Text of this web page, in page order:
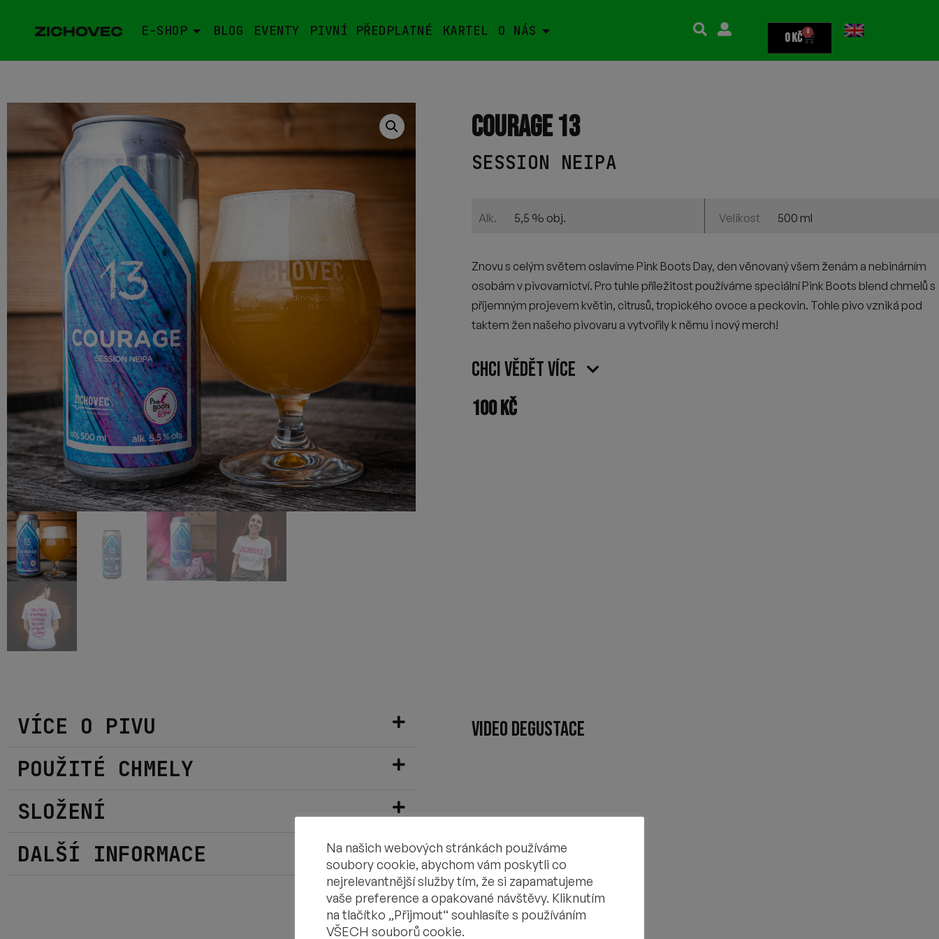
E-SHOP BLOG EVENTY PIVNÍ PŘEDPLATNÉ KARTEL O NÁS 0Kč 0
COURAGE 13
SESSION NEIPA
Alk. 5,5 % obj. Velikost 500 ml
Znovu s celým světem oslavíme Pink Boots Day, den věnovaný všem ženám a nebinárním
osobám v pivovarnictví. Pro tuhle příležitost používáme speciální Pink Boots blend chmelů s
příjemným projevem květin, citrusů, tropického ovoce a peckovin. Tohle pivo vzniká pod
taktem žen našeho pivovaru a vytvořily k němu i nový merch!
Chci vědět více
100Kč
VÍCE O PIVU
POUŽITÉ CHMELY
SLOŽENÍ
DALŠÍ INFORMACE
VIDEO DEGUSTACE
Na našich webových stránkách používáme
soubory cookie, abychom vám poskytli co
nejrelevantnější služby tím, že si zapamatujeme
vaše preference a opakované návštěvy. Kliknutím
na tlačítko „Přijmout“ souhlasíte s používáním
VŠECH souborů cookie.